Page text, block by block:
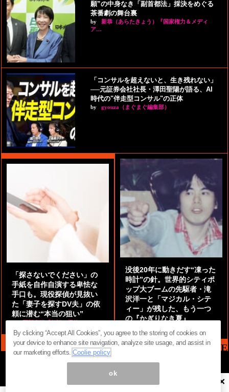
願”の中身なき「副首都法」採決をめぐる
茶番劇の舞台裏
by
新恭（あらたきょう）『国家権力＆メディ
ア…
「コンサルを超えないと、生き残れない」
──元証券会社社長・澤田聖陽が語る、AI
時代の"伴走型コンサル"の正体
by gyouza（まぐまぐ編集部）
「探さないでください」の
手紙を自作自演する卑怯な
手口も。現役探偵が見抜い
た「妻子を探すDV夫」の依
頼に潜む“本当の狙い”
by 阿部泰尚『伝説の探偵』
没後20年に動きだす“凍った
時計”の針。世界的シティポ
ップ大ブームの先駆者・滝
沢洋一と「マジカル・シテ
ィー」が残した、もう一つ
の『かぎりなき夏』
MAG2 NEWS HEADLINE
ページ内の商標は全て商標権者に属します。無断転載を禁じます。 ©
×
By clicking “Accept All Cookies”, you agree to the storing of cookies on
your device to enhance site navigation, analyze site usage, and assist in
our marketing efforts.Coolie policy
ok